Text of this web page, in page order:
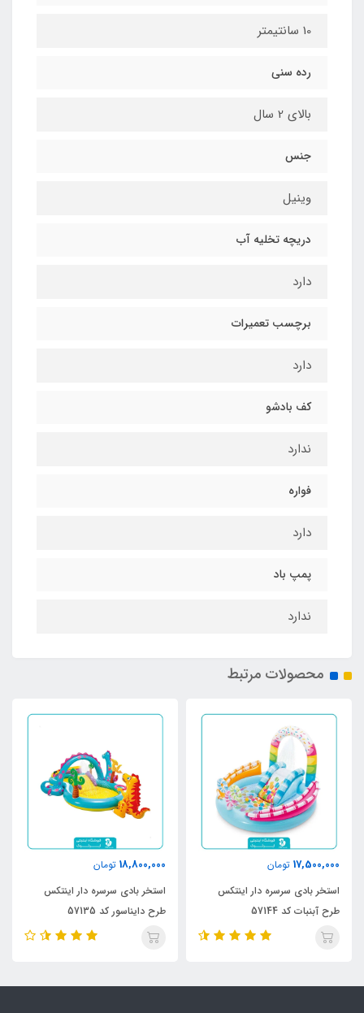
10 سانتیمتر
رده سنی
بالای 2 سال
جنس
وینیل
دریچه تخلیه آب
دارد
برچسب تعمیرات
دارد
کف بادشو
ندارد
فواره
دارد
پمپ باد
ندارد
محصولات مرتبط
17,500,000 تومان
استخر بادی سرسره دار اینتکس
طرح آبنبات کد 57144
18,800,000 تومان
استخر بادی سرسره دار اینتکس
طرح دایناسور کد 57135